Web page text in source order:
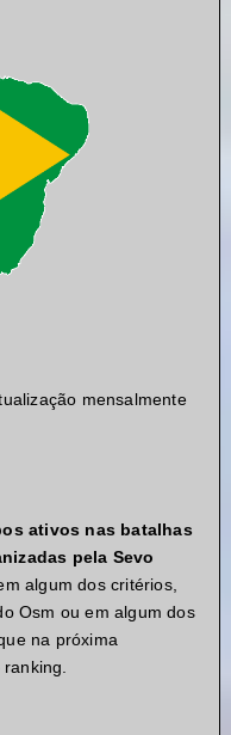
mensalmente
ativos nas batalhas
pela Sevo
algum dos critérios,
Osm ou em algum dos
na próxima